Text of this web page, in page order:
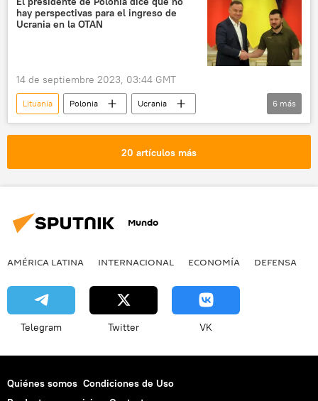
hay perspectivas para el ingreso de
Ucrania en la OTAN
14 de septiembre 2023, 03:44 GMT
Lituania Polonia
Ucrania
Andrzej Duda
OTAN
Rusia
Defensa
6 más
20 artículos más
Mundo
AMÉRICA LATINA INTERNACIONAL ECONOMÍA DEFENSA
Telegram Twitter VK
Quiénes somos Condiciones de Uso